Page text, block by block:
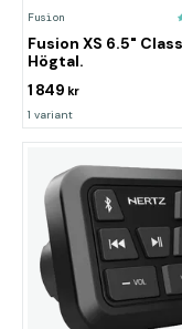
Fusion
Fusion XS 6.5"
Högtal.
1 849 kr
1 variant